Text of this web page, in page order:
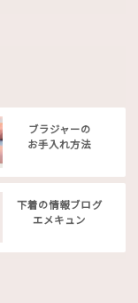
ブラジャーの
お手入れ方法
下着の情報ブログ
エメキュン